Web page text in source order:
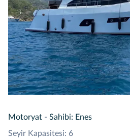
Motoryat - Sahibi: Enes
Seyir Kapasitesi: 6